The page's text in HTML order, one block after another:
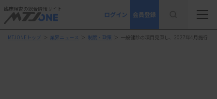
臨床検査の総合情報サイト
ログイン 会員登録
MTJONEトップ ＞ 業界ニュース ＞ 制度・政策 ＞ 一般健診の項目見直し、2027年4月施行